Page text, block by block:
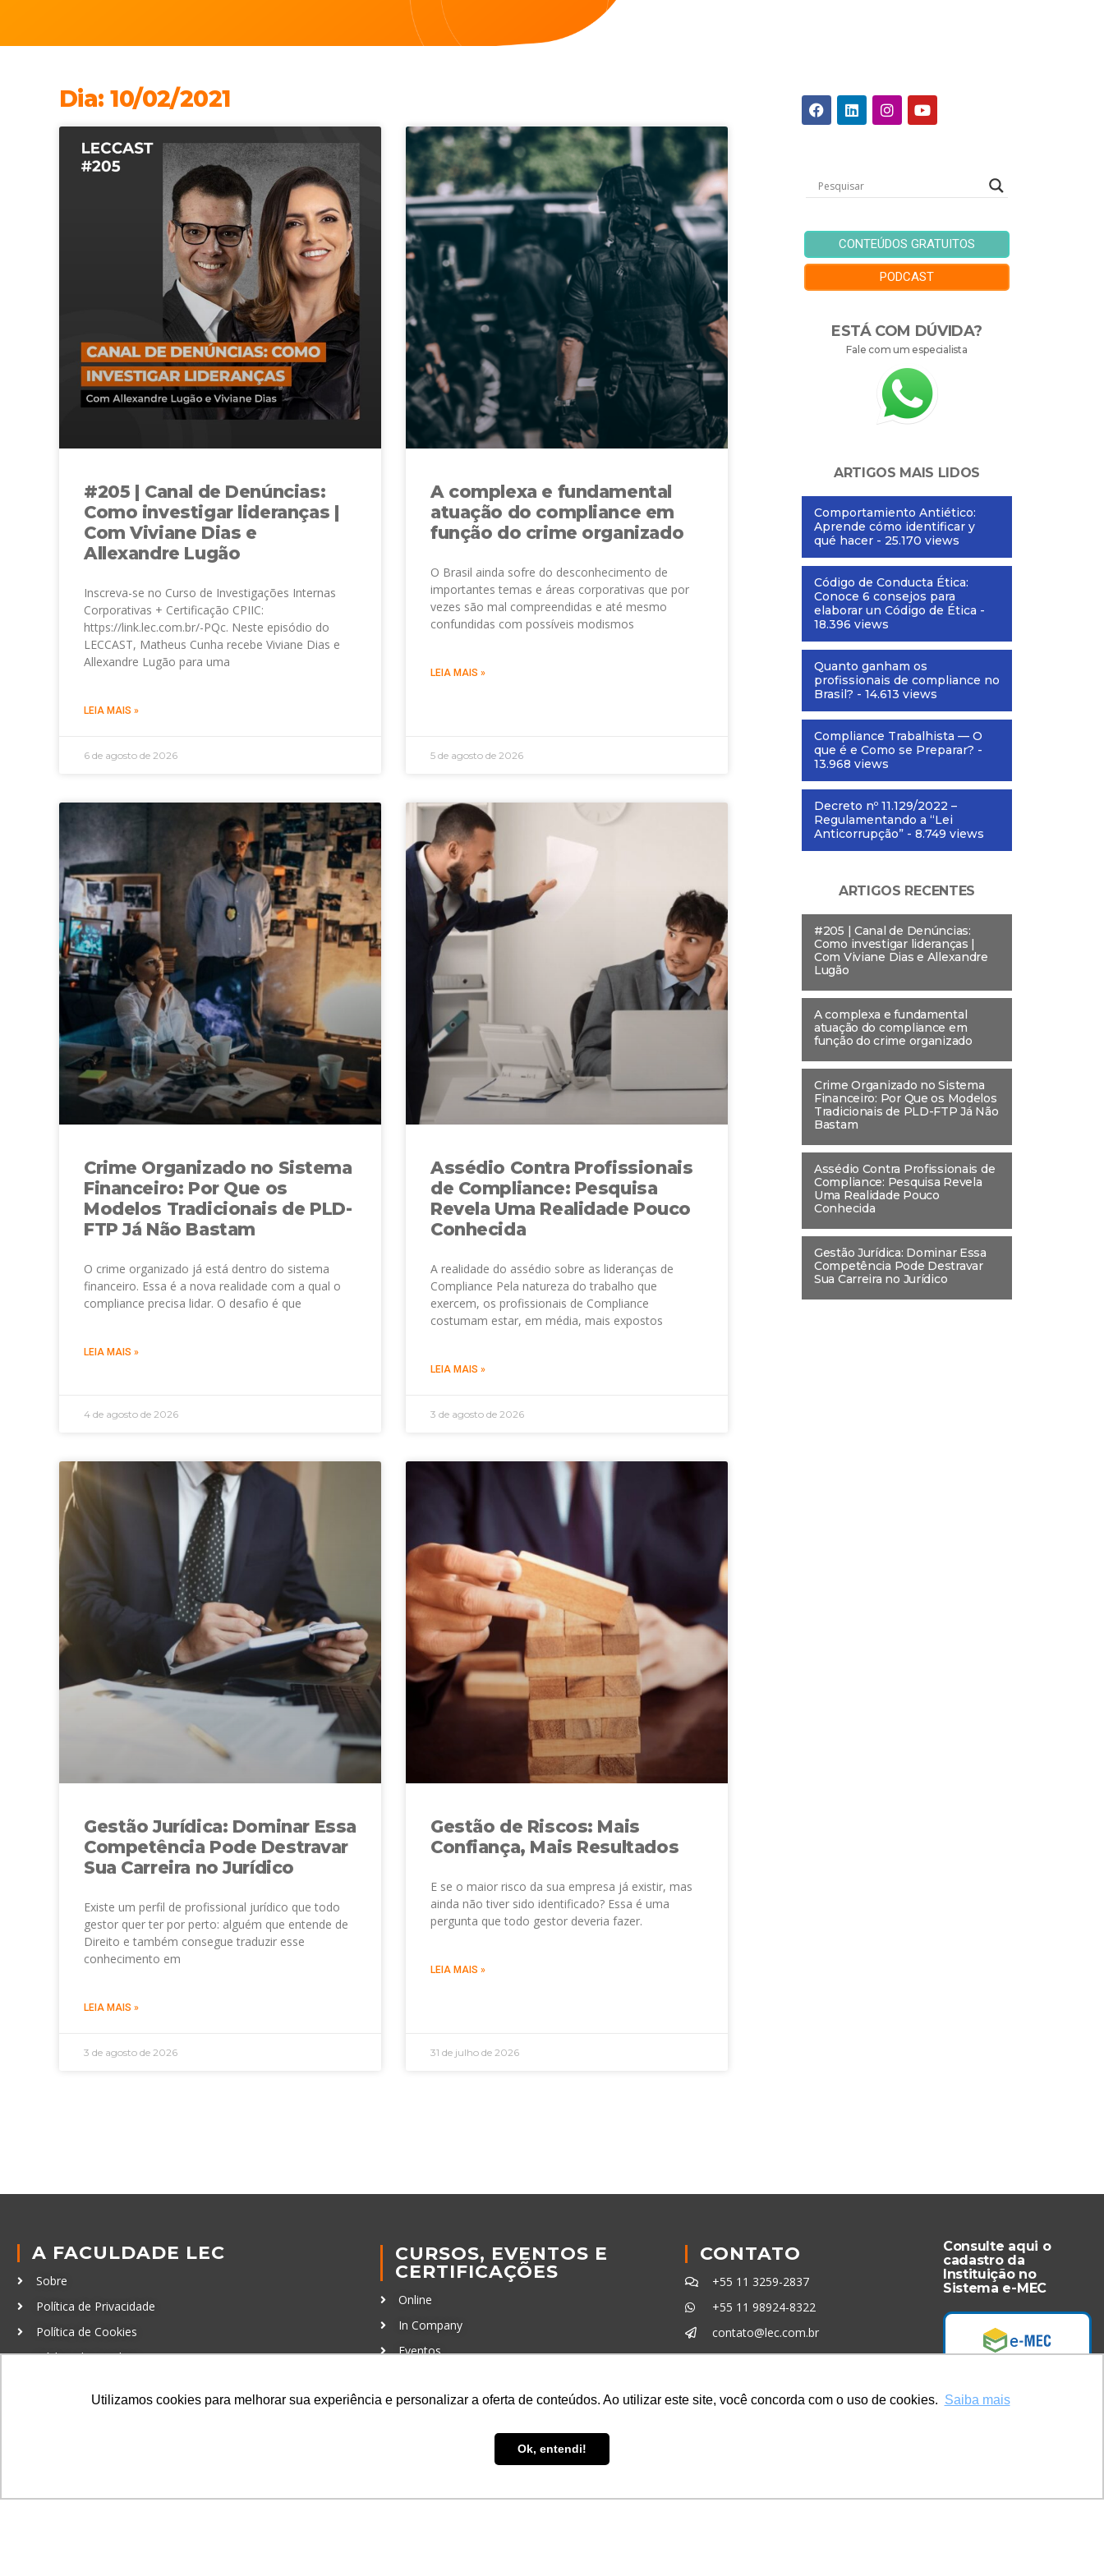
Utilizamos cookies para melhorar sua experiência e personalizar a oferta de conteúdos. Ao utilizar este site, você concorda com o uso de cookies. Saiba mais
Ok, entendi!
Dia: 10/02/2021
#205 | Canal de Denúncias:
Como investigar lideranças |
Com Viviane Dias e
Allexandre Lugão
Inscreva-se no Curso de Investigações Internas
Corporativas + Certificação CPIIC:
https://link.lec.com.br/-PQc. Neste episódio do
LECCAST, Matheus Cunha recebe Viviane Dias e
Allexandre Lugão para uma
LEIA MAIS »
6 de agosto de 2026
A complexa e fundamental
atuação do compliance em
função do crime organizado
O Brasil ainda sofre do desconhecimento de
importantes temas e áreas corporativas que por
vezes são mal compreendidas e até mesmo
confundidas com possíveis modismos
LEIA MAIS »
5 de agosto de 2026
Crime Organizado no Sistema
Financeiro: Por Que os
Modelos Tradicionais de PLD-
FTP Já Não Bastam
O crime organizado já está dentro do sistema
financeiro. Essa é a nova realidade com a qual o
compliance precisa lidar. O desafio é que
LEIA MAIS »
4 de agosto de 2026
Assédio Contra Profissionais
de Compliance: Pesquisa
Revela Uma Realidade Pouco
Conhecida
A realidade do assédio sobre as lideranças de
Compliance Pela natureza do trabalho que
exercem, os profissionais de Compliance
costumam estar, em média, mais expostos
LEIA MAIS »
3 de agosto de 2026
Gestão Jurídica: Dominar Essa
Competência Pode Destravar
Sua Carreira no Jurídico
Existe um perfil de profissional jurídico que todo
gestor quer ter por perto: alguém que entende de
Direito e também consegue traduzir esse
conhecimento em
LEIA MAIS »
3 de agosto de 2026
Gestão de Riscos: Mais
Confiança, Mais Resultados
E se o maior risco da sua empresa já existir, mas
ainda não tiver sido identificado? Essa é uma
pergunta que todo gestor deveria fazer.
LEIA MAIS »
31 de julho de 2026
CONTEÚDOS GRATUITOS
PODCAST
ESTÁ COM DÚVIDA?
Fale com um especialista
ARTIGOS MAIS LIDOS
Comportamiento Antiético:
Aprende cómo identificar y
qué hacer - 25.170 views
Código de Conducta Ética:
Conoce 6 consejos para
elaborar un Código de Ética -
18.396 views
Quanto ganham os
profissionais de compliance no
Brasil? - 14.613 views
Compliance Trabalhista — O
que é e Como se Preparar? -
13.968 views
Decreto nº 11.129/2022 –
Regulamentando a “Lei
Anticorrupção” - 8.749 views
ARTIGOS RECENTES
#205 | Canal de Denúncias:
Como investigar lideranças |
Com Viviane Dias e Allexandre
Lugão
A complexa e fundamental
atuação do compliance em
função do crime organizado
Crime Organizado no Sistema
Financeiro: Por Que os Modelos
Tradicionais de PLD-FTP Já Não
Bastam
Assédio Contra Profissionais de
Compliance: Pesquisa Revela
Uma Realidade Pouco
Conhecida
Gestão Jurídica: Dominar Essa
Competência Pode Destravar
Sua Carreira no Jurídico
A FACULDADE LEC
Sobre
Política de Privacidade
Política de Cookies
Código de Conduta
CURSOS, EVENTOS E
CERTIFICAÇÕES
Online
In Company
Eventos
CONTATO
+55 11 3259-2837
+55 11 98924-8322
contato@lec.com.br
Ferramenta Antifraude
Consulte aqui o
cadastro da
Instituição no
Sistema e-MEC